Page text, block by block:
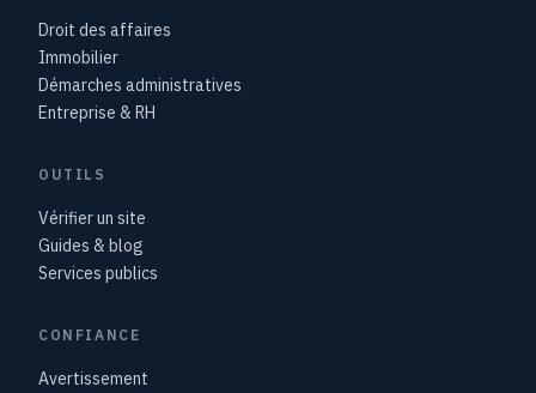
Droit des affaires
Immobilier
Démarches administratives
Entreprise & RH
OUTILS
Vérifier un site
Guides & blog
Services publics
CONFIANCE
Avertissement